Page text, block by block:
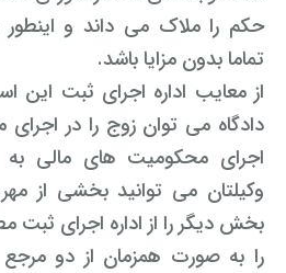
حکم را ملاک می داند و
تماما بدون مزایا باشد.
از معایب اداره اجرای ثبت این
اجرای محکومیت های مالی به
وکیلتان می توانید بخشی از
بخش دیگر را از اداره اجرای ثبت
را به صورت همزمان از دو مرجع